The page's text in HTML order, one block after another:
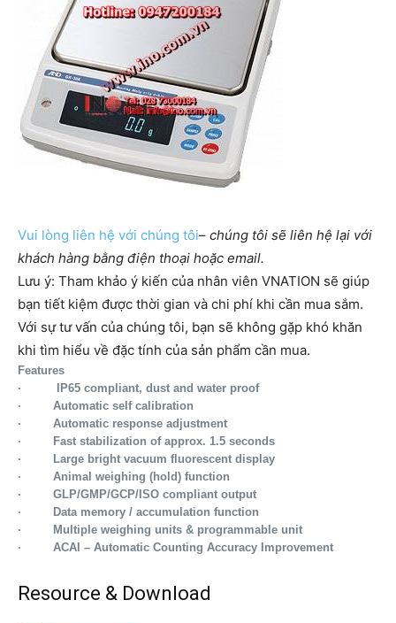
Vui lòng liên hệ với chúng tôi– chúng tôi sẽ liên hệ lại với
khách hàng bằng điện thoại hoặc email.
Lưu ý: Tham khảo ý kiến của nhân viên VNATION sẽ giúp
bạn tiết kiệm được thời gian và chi phí khi cần mua sắm. ​​
Với sự tư vấn của chúng tôi, bạn sẽ không gặp khó khăn
khi tìm hiểu về đặc tính của sản phẩm cần mua.
Features
·
IP65 compliant, dust and water proof
·
Automatic self calibration
·
Automatic response adjustment
·
Fast stabilization of approx. 1.5 seconds
·
Large bright vacuum fluorescent display
·
Animal weighing (hold) function
·
GLP/GMP/GCP/ISO compliant output
·
Data memory / accumulation function
·
Multiple weighing units & programmable unit
·
ACAI – Automatic Counting Accuracy Improvement
Resource & Download